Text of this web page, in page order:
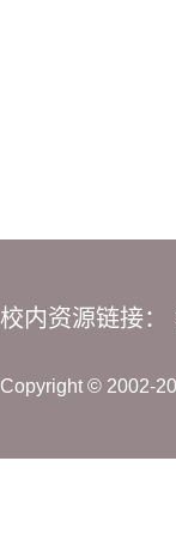
校内资源链接：
Copyright © 2002-